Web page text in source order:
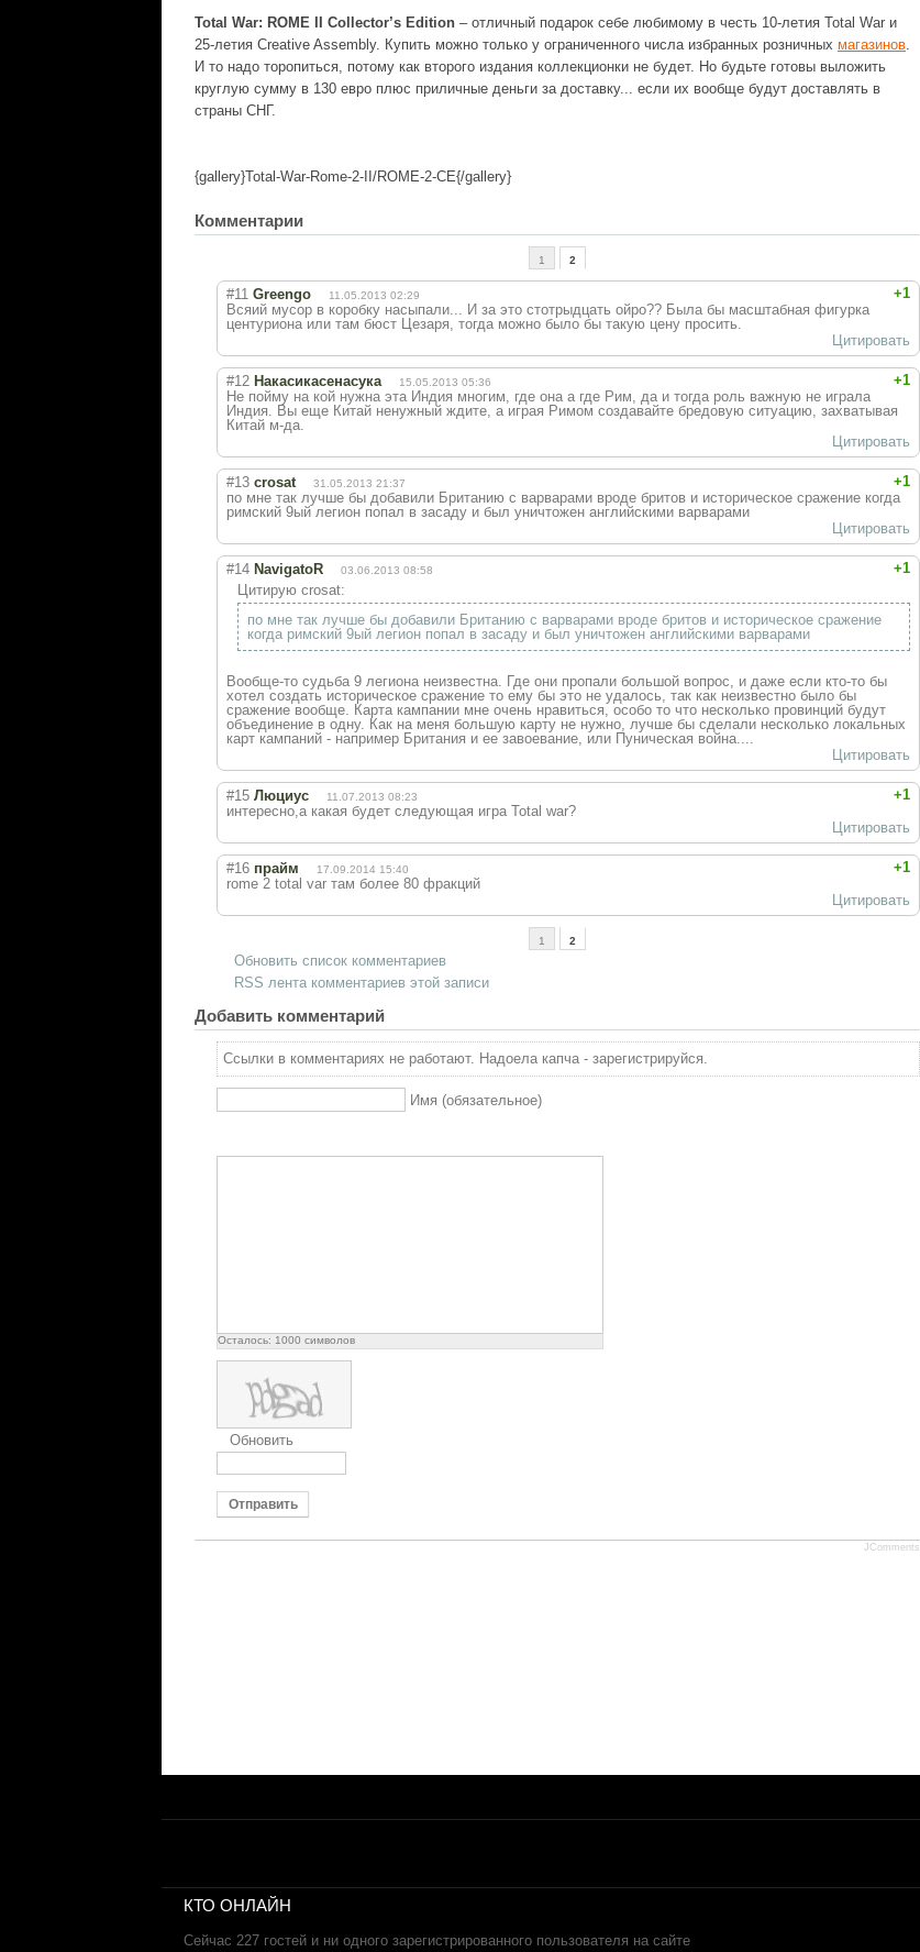
Total War: ROME II Collector’s Edition – отличный подарок себе любимому в честь 10-летия Total War и
25-летия Creative Assembly. Купить можно только у ограниченного числа избранных розничных магазинов.
И то надо торопиться, потому как второго издания коллекционки не будет. Но будьте готовы выложить
круглую сумму в 130 евро плюс приличные деньги за доставку... если их вообще будут доставлять в
страны СНГ.
{gallery}Total-War-Rome-2-II/ROME-2-CE{/gallery}
Комментарии
1 2
+1
#11 Greengo 11.05.2013 02:29
Всяий мусор в коробку насыпали... И за это стотрыдцать ойро?? Была бы масштабная фигурка
центуриона или там бюст Цезаря, тогда можно было бы такую цену просить.
Цитировать
+1
#12 Накасикасенасука 15.05.2013 05:36
Не пойму на кой нужна эта Индия многим, где она а где Рим, да и тогда роль важную не играла
Индия. Вы еще Китай ненужный ждите, а играя Римом создавайте бредовую ситуацию, захватывая
Китай м-да.
Цитировать
+1
#13 crosat 31.05.2013 21:37
по мне так лучше бы добавили Британию с варварами вроде бритов и историческое сражение когда
римский 9ый легион попал в засаду и был уничтожен английскими варварами
Цитировать
+1
#14 NavigatoR 03.06.2013 08:58
Цитирую crosat:
по мне так лучше бы добавили Британию с варварами вроде бритов и историческое сражение
когда римский 9ый легион попал в засаду и был уничтожен английскими варварами
Вообще-то судьба 9 легиона неизвестна. Где они пропали большой вопрос, и даже если кто-то бы
хотел создать историческое сражение то ему бы это не удалось, так как неизвестно было бы
сражение вообще. Карта кампании мне очень нравиться, особо то что несколько провинций будут
объединение в одну. Как на меня большую карту не нужно, лучше бы сделали несколько локальных
карт кампаний - например Британия и ее завоевание, или Пуническая война....
Цитировать
+1
#15 Люциус 11.07.2013 08:23
интересно,а какая будет следующая игра Total war?
Цитировать
+1
#16 прайм 17.09.2014 15:40
rome 2 total var там более 80 фракций
Цитировать
1 2
Обновить список комментариев
RSS лента комментариев этой записи
Добавить комментарий
Ссылки в комментариях не работают. Надоела капча - зарегистрируйся.
Имя (обязательное)
Осталось: 1000 символов
Обновить
Отправить
JComments
КТО ОНЛАЙН
Сейчас 227 гостей и ни одного зарегистрированного пользователя на сайте